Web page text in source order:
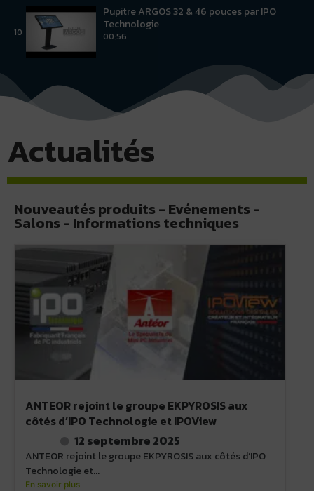
10
Pupitre ARGOS 32 & 46 pouces par IPO
Technologie
00:56
Actualités
Nouveautés produits - Evénements -
Salons - Informations techniques
ANTEOR rejoint le groupe EKPYROSIS aux
côtés d’IPO Technologie et IPOView
12 septembre 2025
ANTEOR rejoint le groupe EKPYROSIS aux côtés d’IPO
Technologie et...
En savoir plus